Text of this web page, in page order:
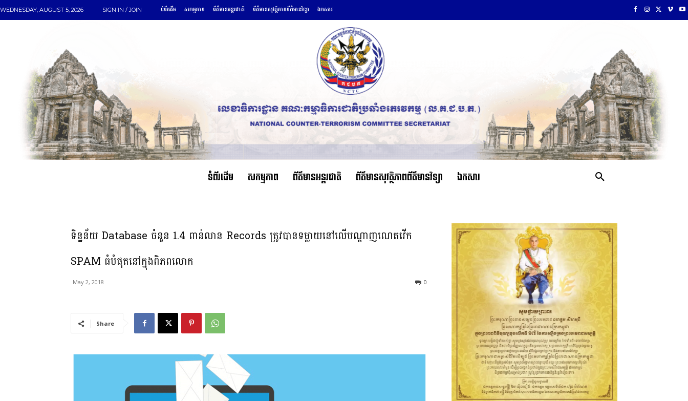
WEDNESDAY, AUGUST 5, 2026 SIGN IN / JOIN ទំព័រដើម សកម្មភាព ព័ត៌មានអន្តរជាតិ ព័ត៌មានសុវត្ថិភាពព័ត៌មានវិទ្យា ឯកសារ
ទំព័រដើម សកម្មភាព ព័ត៌មានអន្តរជាតិ ព័ត៌មានសុវត្ថិភាពព័ត៌មានវិទ្យា ឯកសារ
ទិន្នន័យ Database ចំនួន 1.4 ពាន់លាន Records ត្រូវបានទម្លាយនៅលើបណ្តាញណេតវើក
SPAM ធំបំផុតនៅក្នុងពិភពលោក
May 2, 2018 0
Share